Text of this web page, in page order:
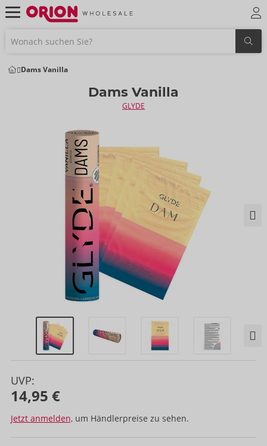
Dams Vanilla
Dams Vanilla
GLYDE
UVP:
14,95 €
Jetzt anmelden, um Händlerpreise zu sehen.